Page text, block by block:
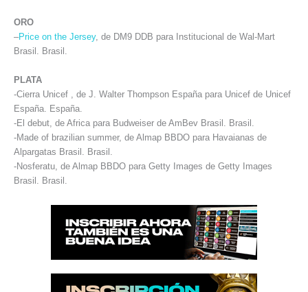
ORO
–Price on the Jersey, de DM9 DDB para Institucional de Wal-Mart
Brasil. Brasil.
PLATA
-Cierra Unicef , de J. Walter Thompson España para Unicef de Unicef
España. España.
-El debut, de Africa para Budweiser de AmBev Brasil. Brasil.
-Made of brazilian summer, de Almap BBDO para Havaianas de
Alpargatas Brasil. Brasil.
-Nosferatu, de Almap BBDO para Getty Images de Getty Images
Brasil. Brasil.